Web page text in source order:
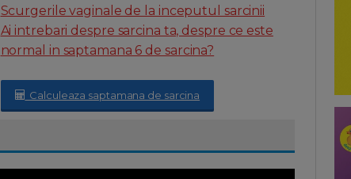
Scurgerile vaginale de la inceputul sarcinii
Ai intrebari despre sarcina ta, despre ce este
normal in saptamana 6 de sarcina?
Calculeaza saptamana de sarcina